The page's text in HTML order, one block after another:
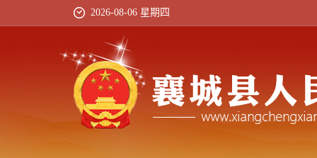
2026-08-06 星期四